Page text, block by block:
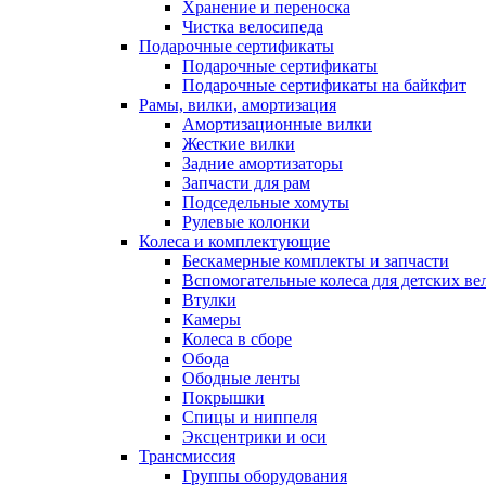
Хранение и переноска
Чистка велосипеда
Подарочные сертификаты
Подарочные сертификаты
Подарочные сертификаты на байкфит
Рамы, вилки, амортизация
Амортизационные вилки
Жесткие вилки
Задние амортизаторы
Запчасти для рам
Подседельные хомуты
Рулевые колонки
Колеса и комплектующие
Бескамерные комплекты и запчасти
Вспомогательные колеса для детских
Втулки
Камеры
Колеса в сборе
Обода
Ободные ленты
Покрышки
Спицы и ниппеля
Эксцентрики и оси
Трансмиссия
Группы оборудования